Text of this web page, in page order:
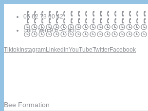
06 62 73 60 42
Lun / Ven 9 h – 19 h
Tiktok Instagram LinkedinYouTubeTwitterFacebook
Bee Formation